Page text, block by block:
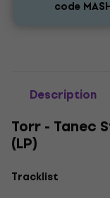
code
Description
Torr - Tanec
(LP)
Tracklist